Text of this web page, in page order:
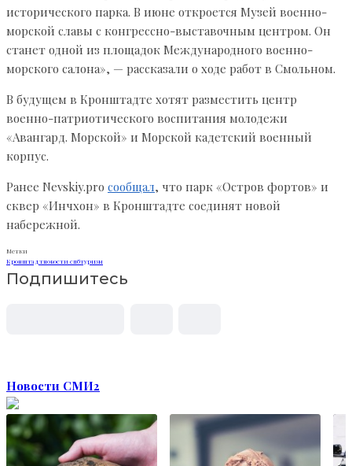
исторического парка. В июне откроется Музей военно-
морской славы с конгрессно-выставочным центром. Он
станет одной из площадок Международного военно-
морского салона», — рассказали о ходе работ в Смольном.
В будущем в Кронштадте хотят разместить центр
военно-патриотического воспитания молодежи
«Авангард. Морской» и Морской кадетский военный
корпус.
Ранее Nevskiy.pro сообщал, что парк «Остров фортов» и
сквер «Инчхон» в Кронштадте соединят новой
набережной.
Метки
Кронштадтновости спбтуризм
Подпишитесь
Новости СМИ2